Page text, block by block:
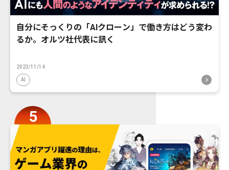
自分にそっくりの「AIクローン」で働き方はどう変わ
るか。オルツ社代表に訊く
2023/11/14
AI